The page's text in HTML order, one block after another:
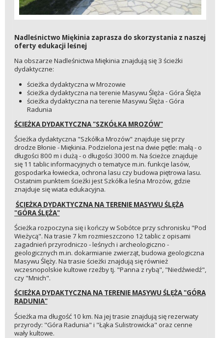
Nadleśnictwo Miękinia zaprasza do skorzystania z naszej
oferty edukacji leśnej
Na obszarze Nadleśnictwa Miękinia znajdują się 3 ścieżki
dydaktyczne:
ścieżka dydaktyczna w Mrozowie
ścieżka dydaktyczna na terenie Masywu Ślęża - Góra Ślęża
ścieżka dydaktyczna na terenie Masywu Ślęża - Góra
Radunia
ŚCIEŻKA DYDAKTYCZNA "SZKÓŁKA MROZÓW"
Ścieżka dydaktyczna "Szkółka Mrozów" znajduje się przy
drodze Błonie - Miękinia. Podzielona jest na dwie pętle: małą - o
długości 800 m i dużą - o długości 3000 m. Na ścieżce znajduje
się 11 tablic informacyjnych o tematyce m.in. funkcje lasów,
gospodarka łowiecka, ochrona lasu czy budowa piętrowa lasu.
Ostatnim punktem ścieżki jest Szkółka leśna Mrozów, gdzie
znajduje się wiata edukacyjna.
ŚCIEŻKA DYDAKTYCZNA NA TERENIE MASYWU ŚLĘŻA
"GÓRA ŚLĘŻA"
Ścieżka rozpoczyna się i kończy w Sobótce przy schronisku "Pod
Wieżycą". Na trasie 7 km rozmieszczono 12 tablic z opisami
zagadnień przyrodniczo - leśnych i archeologiczno -
geologicznych m.in. dokarmianie zwierząt, budowa geologiczna
Masywu Ślęży. Na trasie ścieżki znajdują się również
wczesnopolskie kultowe rzeźby tj. "Panna z rybą", "Niedźwiedź",
czy "Mnich".
ŚCIEŻKA DYDAKTYCZNA NA TERENIE MASYWU ŚLĘŻA "GÓRA
RADUNIA"
Ścieżka ma długość 10 km. Na jej trasie znajdują się rezerwaty
przyrody: "Góra Radunia" i "Łąka Sulistrowicka" oraz cenne
wały kultowe.